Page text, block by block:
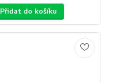
Přidat do košíku